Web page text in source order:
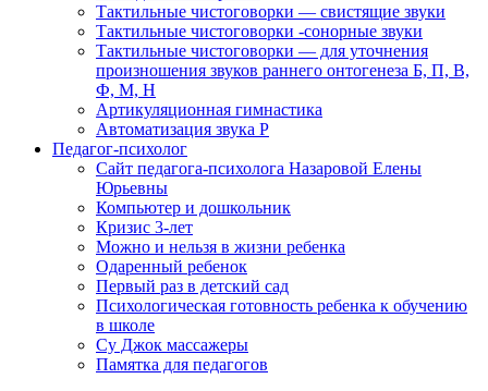
Тактильные чистоговорки — свистящие звуки
Тактильные чистоговорки -сонорные звуки
Тактильные чистоговорки — для уточнения
произношения звуков раннего онтогенеза Б, П, В,
Ф, М, Н
Артикуляционная гимнастика
Автоматизация звука Р
Педагог-психолог
Сайт педагога-психолога Назаровой Елены
Юрьевны
Компьютер и дошкольник
Кризис 3-лет
Можно и нельзя в жизни ребенка
Одаренный ребенок
Первый раз в детский сад
Психологическая готовность ребенка к обучению
в школе
Су Джок массажеры
Памятка для педагогов